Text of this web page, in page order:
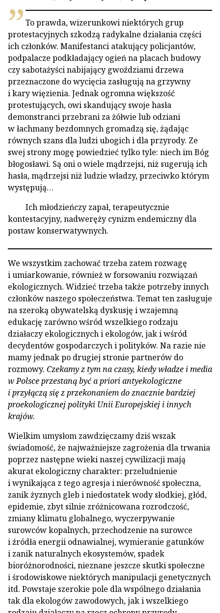
To prawda, wizerunkowi niektórych grup
protestacyjnych szkodzą radykalne działania części
ich członków. Manifestanci atakujący policjantów,
podpalacze podkładający ogień na placach budowy
czy sabotażyści nabijający gwoździami drzewa
przeznaczone do wycięcia zasługują na grzywny
i kary więzienia. Jednak ogromna większość
protestujących, owi skandujący swoje hasła
demonstranci przebrani za żółwie lub odziani
w łachmany bezdomnych gromadzą się, żądając
równych szans dla ludzi ubogich i dla przyrody. Ze
swej strony mogę powiedzieć tylko tyle: niech im Bóg
błogosławi. Są oni o wiele mądrzejsi, niż sugerują ich
hasła, mądrzejsi niż ludzie władzy, przeciwko którym
występują…
Ich młodzieńczy zapał, terapeutycznie
kontestacyjny, nadweręży cynizm endemiczny dla
postaw konserwatywnych.
We wszystkim zachować trzeba zatem rozwagę
i umiarkowanie, również w forsowaniu rozwiązań
ekologicznych. Widzieć trzeba także potrzeby innych
członków naszego społeczeństwa. Temat ten zasługuje
na szeroką obywatelską dyskusję i wzajemną
edukację zarówno wśród wszelkiego rodzaju
działaczy ekologicznych i ekologów, jak i wśród
decydentów gospodarczych i polityków. Na razie nie
mamy jednak po drugiej stronie partnerów do
rozmowy. Czekamy z tym na czasy, kiedy władze i media
w Polsce przestaną być a priori antyekologiczne
i przyłączą się z przekonaniem do znacznie bardziej
proekologicznej polityki Unii Europejskiej i innych
krajów.
Wielkim umysłom zawdzięczamy dziś wszak
świadomość, że najważniejsze zagrożenia dla trwania
poprzez następne wieki naszej cywilizacji mają
akurat ekologiczny charakter: przeludnienie
i wynikająca z tego agresja i nierówność społeczna,
zanik żyznych gleb i niedostatek wody słodkiej, głód,
epidemie, zbyt silnie zróżnicowana rozrodczość,
zmiany klimatu globalnego, wyczerpywanie
surowców kopalnych, przechodzenie na surowce
i źródła energii odnawialnej, wymieranie gatunków
i zanik naturalnych ekosystemów, spadek
bioróżnorodności, nieznane jeszcze skutki społeczne
i środowiskowe niektórych manipulacji genetycznych
itd. Powstaje szerokie pole dla wspólnego działania
tak dla ekologów zawodowych, jak i wszelkiego